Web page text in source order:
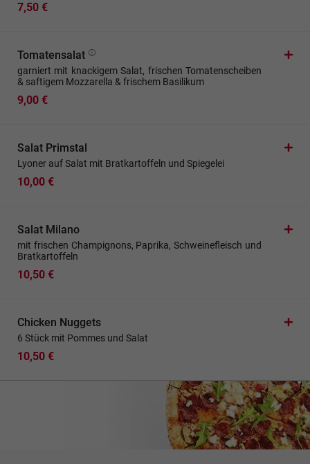
7,50 €
Tomatensalat
garniert mit knackigem Salat, frischen Tomatenscheiben
& saftigem Mozzarella & frischem Basilikum
9,00 €
Salat Primstal
Lyoner auf Salat mit Bratkartoffeln und Spiegelei
10,00 €
Salat Milano
mit frischen Champignons, Paprika, Schweinefleisch und
Bratkartoffeln
10,50 €
Chicken Nuggets
6 Stück mit Pommes und Salat
10,50 €